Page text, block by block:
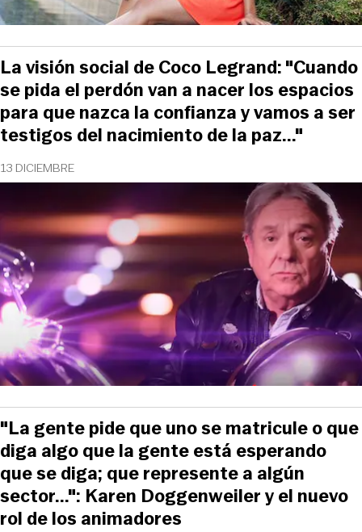
13 DICIEMBRE
La visión social de Coco Legrand: "Cuando
se pida el perdón van a nacer los espacios
para que nazca la confianza y vamos a ser
testigos del nacimiento de la paz..."
"La gente pide que uno se matricule o que
diga algo que la gente está esperando
que se diga; que represente a algún
sector...": Karen Doggenweiler y el nuevo
rol de los animadores